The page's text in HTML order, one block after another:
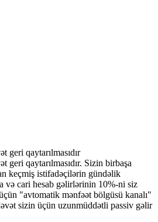
geri qaytarılmasıdır
geri qaytarılmasıdır. Sizin birbaşa
keçmiş istifadəçilərin gündəlik
və cari hesab gəlirlərinin 10%-ni siz
"avtomatik mənfəət bölgüsü kanalı"
sizin üçün uzunmüddətli passiv gəlir